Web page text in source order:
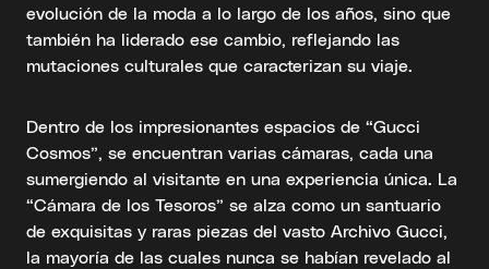
evolución de la moda a lo largo de los años, sino que
también ha liderado ese cambio, reflejando las
mutaciones culturales que caracterizan su viaje.
Dentro de los impresionantes espacios de “Gucci
Cosmos”, se encuentran varias cámaras, cada una
sumergiendo al visitante en una experiencia única. La
“Cámara de los Tesoros” se alza como un santuario
de exquisitas y raras piezas del vasto Archivo Gucci,
la mayoría de las cuales nunca se habían revelado al